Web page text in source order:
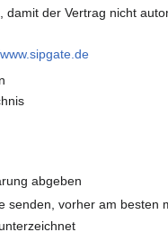
der Vertrag nicht
abgeben
senden, vorher am besten